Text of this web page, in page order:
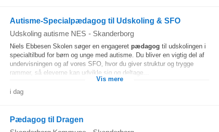
Autisme-Specialpædagog til Udskoling & SFO
Udskoling autisme NES - Skanderborg
Niels Ebbesen Skolen søger en engageret pædagog til udskolingen i
specialtilbud for børn og unge med autisme. Du bliver en vigtig del af
undervisningen og af vores SFO, hvor du giver struktur og trygge
rammer, så eleverne kan udvikle sig og deltage...
Vis mere
i dag
Pædagog til Dragen